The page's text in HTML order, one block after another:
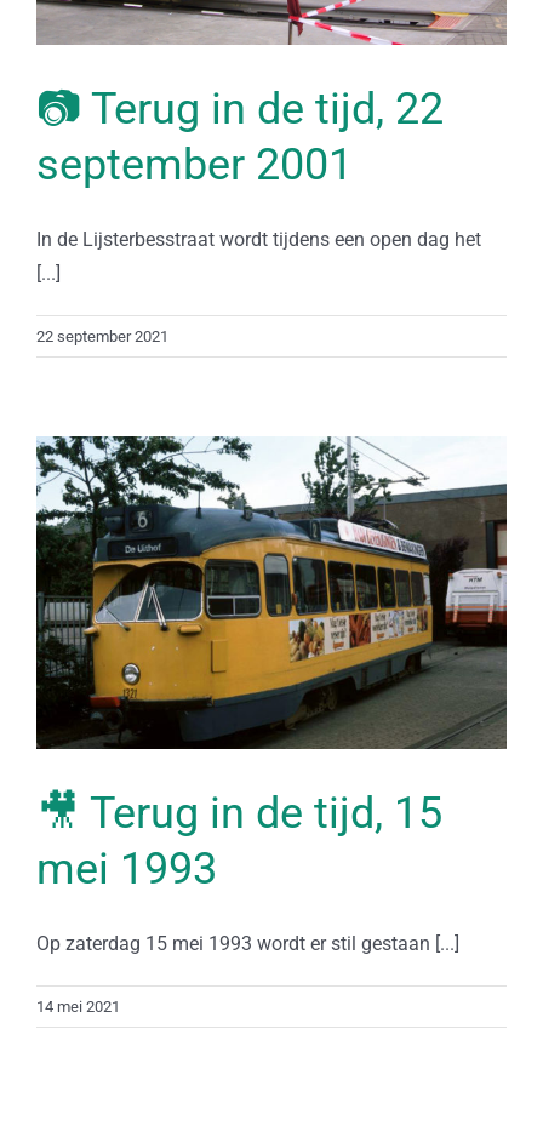
📷 Terug in de tijd, 22
september 2001
In de Lijsterbesstraat wordt tijdens een open dag het
[...]
22 september 2021
🎥 Terug in de tijd, 15
mei 1993
Op zaterdag 15 mei 1993 wordt er stil gestaan [...]
14 mei 2021